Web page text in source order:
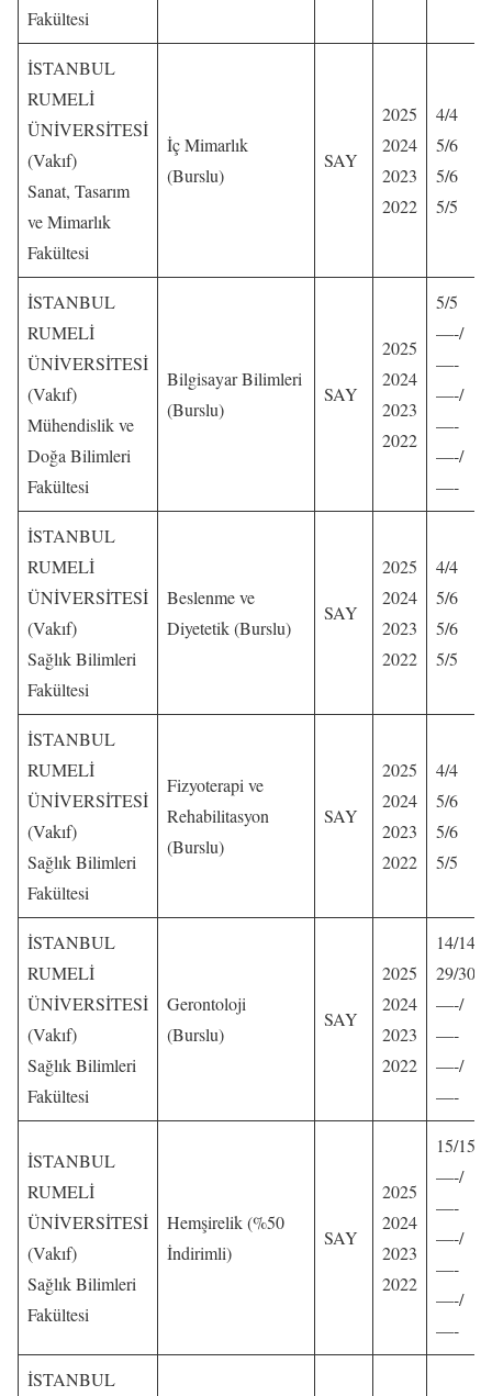
Fakültesi
İSTANBUL
RUMELİ
ÜNİVERSİTESİ
(Vakıf)
Sanat, Tasarım
ve Mimarlık
Fakültesi
İç Mimarlık
(Burslu)
SAY
2025
2024
2023
2022
4/4
5/6
5/6
5/5
İSTANBUL
RUMELİ
ÜNİVERSİTESİ
(Vakıf)
Mühendislik ve
Doğa Bilimleri
Fakültesi
Bilgisayar Bilimleri
(Burslu)
SAY
2025
2024
2023
2022
5/5
—-/
—-
—-/
—-
—-/
—-
İSTANBUL
RUMELİ
ÜNİVERSİTESİ
(Vakıf)
Sağlık Bilimleri
Fakültesi
Beslenme ve
Diyetetik (Burslu)
SAY
2025
2024
2023
2022
4/4
5/6
5/6
5/5
İSTANBUL
RUMELİ
ÜNİVERSİTESİ
(Vakıf)
Sağlık Bilimleri
Fakültesi
Fizyoterapi ve
Rehabilitasyon
(Burslu)
SAY
2025
2024
2023
2022
4/4
5/6
5/6
5/5
İSTANBUL
RUMELİ
ÜNİVERSİTESİ
(Vakıf)
Sağlık Bilimleri
Fakültesi
Gerontoloji
(Burslu)
SAY
2025
2024
2023
2022
14/14
29/30
—-/
—-
—-/
—-
İSTANBUL
RUMELİ
ÜNİVERSİTESİ
(Vakıf)
Sağlık Bilimleri
Fakültesi
Hemşirelik (%50
İndirimli)
SAY
2025
2024
2023
2022
15/15
—-/
—-
—-/
—-
—-/
—-
İSTANBUL